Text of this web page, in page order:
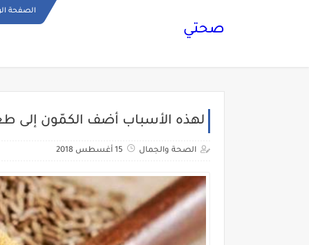
الصفحة
صحتي
لهذه الأسباب أضف الكمّون إلى
الصحة والجمال 15 أغسطس 2018